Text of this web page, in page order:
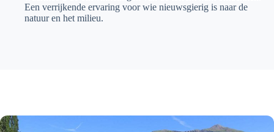
Een verrijkende ervaring voor wie nieuwsgierig is naar de
natuur en het milieu.